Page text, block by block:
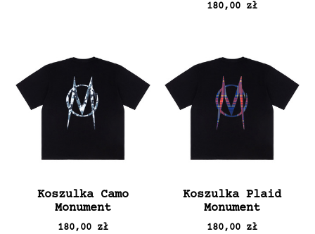
180,00 zł
Koszulka Camo
Monument
180,00 zł
Koszulka Plaid
Monument
180,00 zł